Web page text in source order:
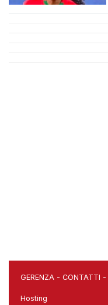
GERENZA - CONTATTI -
Hosting